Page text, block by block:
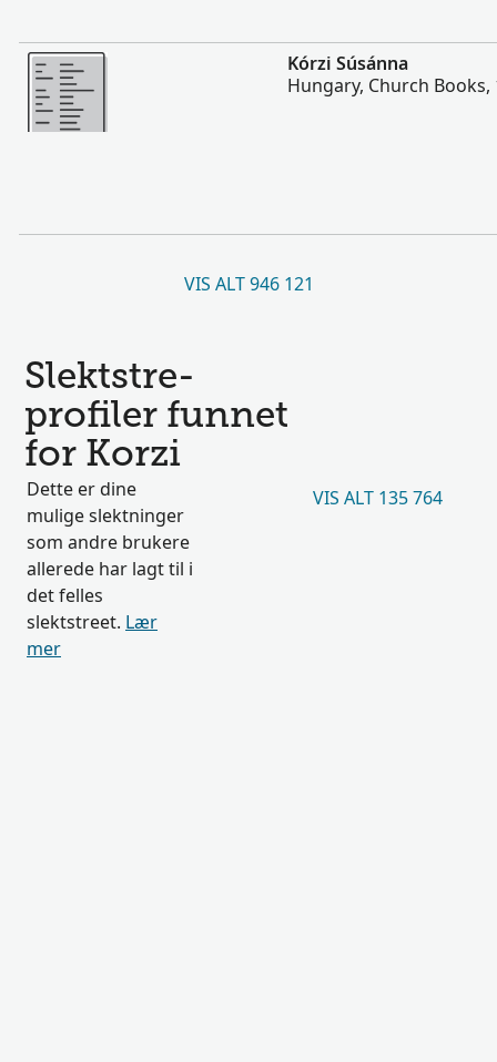
Flere
Kórzi Súsánna
Hungary, Church Books,
VIS ALT 946 121
Slektstre-
profiler funnet
for Korzi
Dette er dine
mulige slektninger
som andre brukere
allerede har lagt til i
det felles
slektstreet. Lær
mer
VIS ALT 135 764